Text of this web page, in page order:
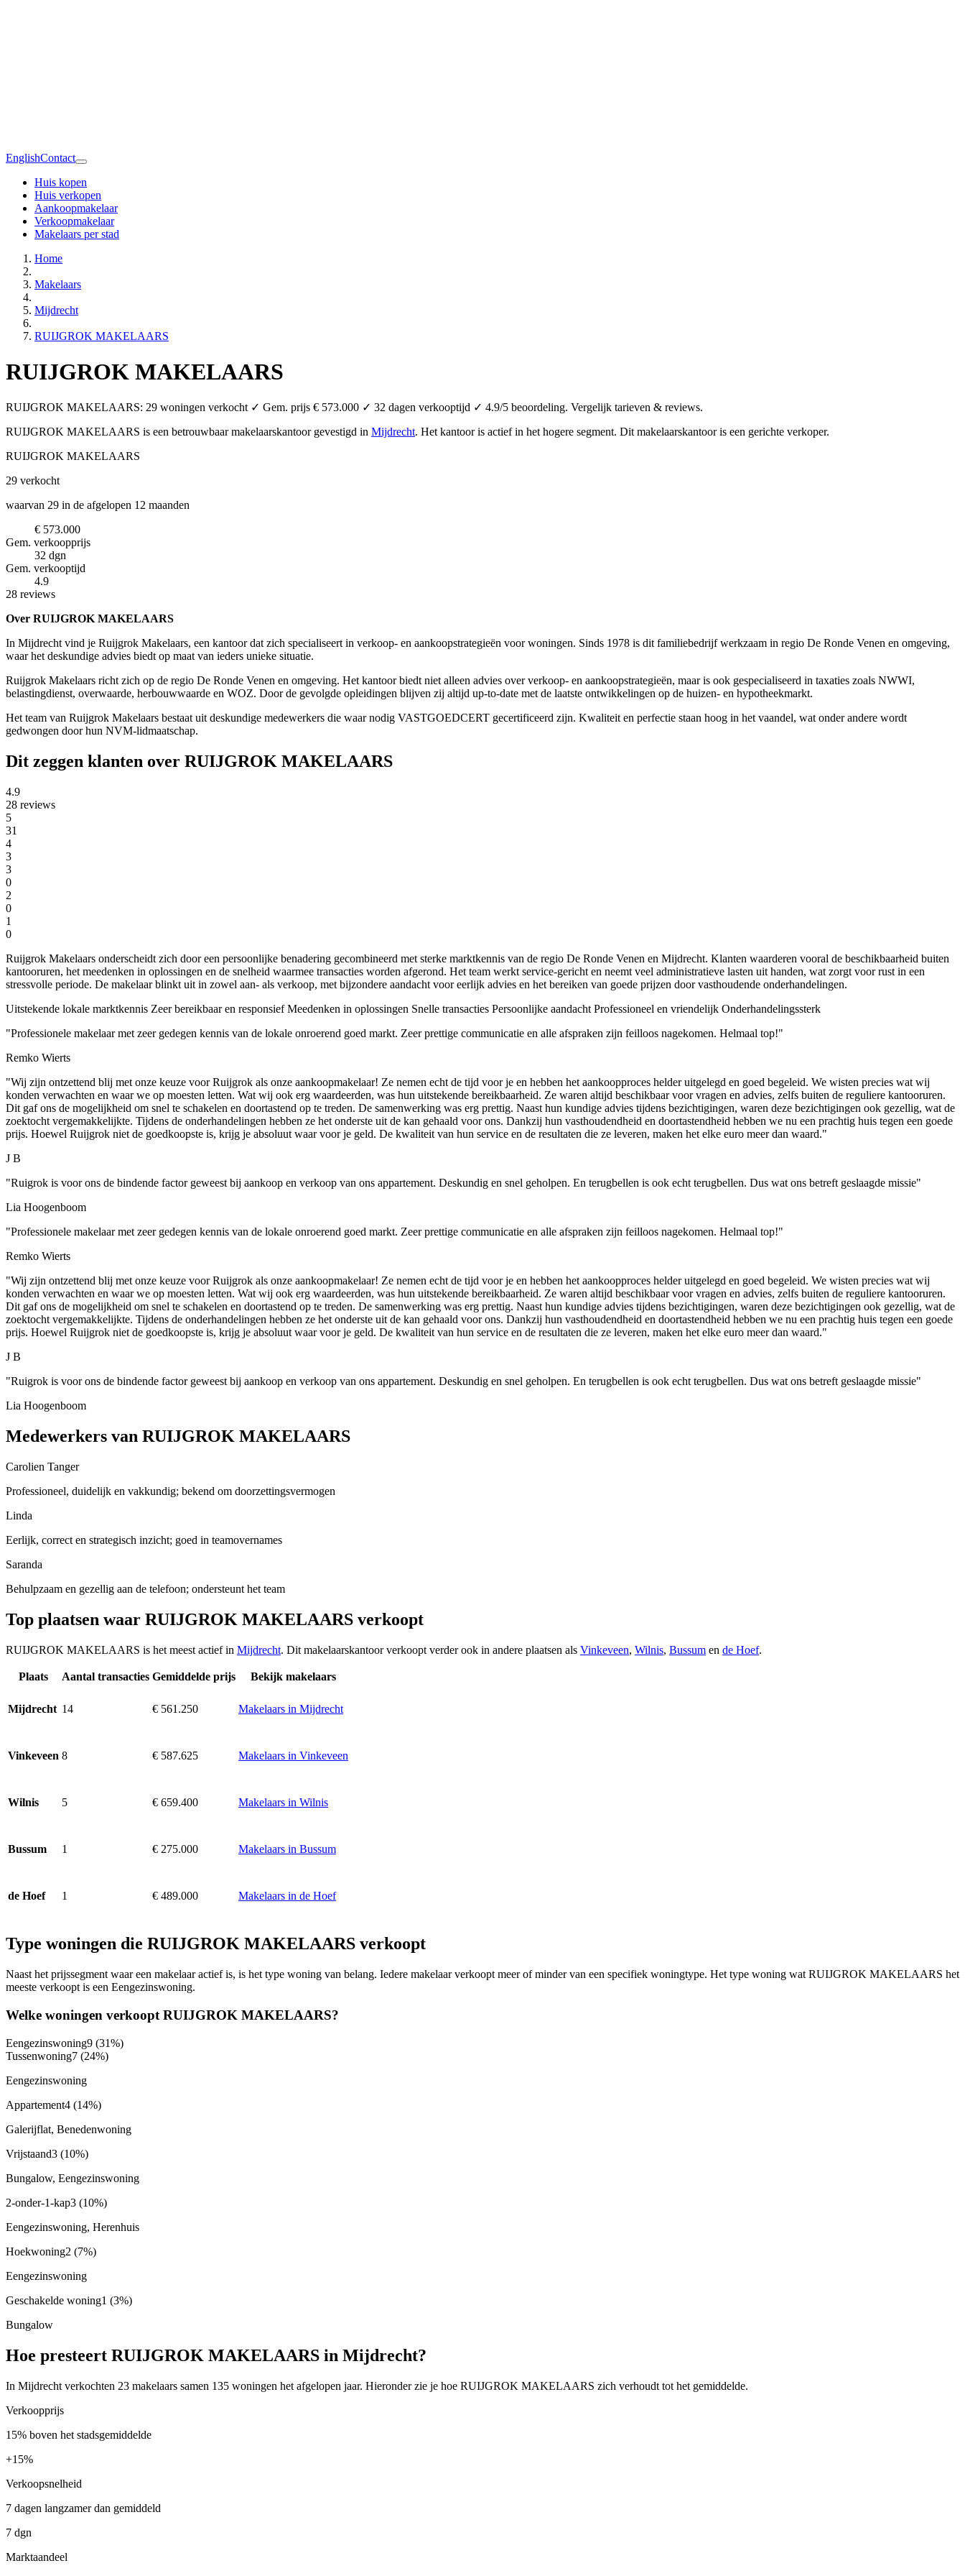
EnglishContact
Huis kopen
Huis verkopen
Aankoopmakelaar
Verkoopmakelaar
Makelaars per stad
Home
Makelaars
Mijdrecht
RUIJGROK MAKELAARS
RUIJGROK MAKELAARS
RUIJGROK MAKELAARS: 29 woningen verkocht ✓ Gem. prijs € 573.000 ✓ 32 dagen verkooptijd ✓ 4.9/5 beoordeling. Vergelijk tarieven & reviews.
RUIJGROK MAKELAARS is een betrouwbaar makelaarskantoor gevestigd in Mijdrecht. Het kantoor is actief in het hogere segment. Dit makelaarskantoor is een gerichte verkoper.
RUIJGROK MAKELAARS
29 verkocht
waarvan 29 in de afgelopen 12 maanden
€ 573.000
Gem. verkoopprijs
32 dgn
Gem. verkooptijd
4.9
28 reviews
Over RUIJGROK MAKELAARS
In Mijdrecht vind je Ruijgrok Makelaars, een kantoor dat zich specialiseert in verkoop- en aankoopstrategieën voor woningen. Sinds 1978 is dit familiebedrijf werkzaam in regio De Ronde Venen en omgeving,
waar het deskundige advies biedt op maat van ieders unieke situatie.
Ruijgrok Makelaars richt zich op de regio De Ronde Venen en omgeving. Het kantoor biedt niet alleen advies over verkoop- en aankoopstrategieën, maar is ook gespecialiseerd in taxaties zoals NWWI,
belastingdienst, overwaarde, herbouwwaarde en WOZ. Door de gevolgde opleidingen blijven zij altijd up-to-date met de laatste ontwikkelingen op de huizen- en hypotheekmarkt.
Het team van Ruijgrok Makelaars bestaat uit deskundige medewerkers die waar nodig VASTGOEDCERT gecertificeerd zijn. Kwaliteit en perfectie staan hoog in het vaandel, wat onder andere wordt
gedwongen door hun NVM-lidmaatschap.
Dit zeggen klanten over RUIJGROK MAKELAARS
4.9
28 reviews
5
31
4
3
3
0
2
0
1
0
Ruijgrok Makelaars onderscheidt zich door een persoonlijke benadering gecombineerd met sterke marktkennis van de regio De Ronde Venen en Mijdrecht. Klanten waarderen vooral de beschikbaarheid buiten
kantooruren, het meedenken in oplossingen en de snelheid waarmee transacties worden afgerond. Het team werkt service-gericht en neemt veel administratieve lasten uit handen, wat zorgt voor rust in een
stressvolle periode. De makelaar blinkt uit in zowel aan- als verkoop, met bijzondere aandacht voor eerlijk advies en het bereiken van goede prijzen door vasthoudende onderhandelingen.
Uitstekende lokale marktkennis Zeer bereikbaar en responsiefMeedenken in oplossingen Snelle transacties Persoonlijke aandacht Professioneel en vriendelijk Onderhandelingssterk
"Professionele makelaar met zeer gedegen kennis van de lokale onroerend goed markt. Zeer prettige communicatie en alle afspraken zijn feilloos nagekomen. Helmaal top!"
Remko Wierts
"Wij zijn ontzettend blij met onze keuze voor Ruijgrok als onze aankoopmakelaar! Ze nemen echt de tijd voor je en hebben het aankoopproces helder uitgelegd en goed begeleid. We wisten precies wat wij
konden verwachten en waar we op moesten letten. Wat wij ook erg waardeerden, was hun uitstekende bereikbaarheid. Ze waren altijd beschikbaar voor vragen en advies, zelfs buiten de reguliere kantooruren.
Dit gaf ons de mogelijkheid om snel te schakelen en doortastend op te treden. De samenwerking was erg prettig. Naast hun kundige advies tijdens bezichtigingen, waren deze bezichtigingen ook gezellig, wat de
zoektocht vergemakkelijkte. Tijdens de onderhandelingen hebben ze het onderste uit de kan gehaald voor ons. Dankzij hun vasthoudendheid en doortastendheid hebben we nu een prachtig huis tegen een goede
prijs. Hoewel Ruijgrok niet de goedkoopste is, krijg je absoluut waar voor je geld. De kwaliteit van hun service en de resultaten die ze leveren, maken het elke euro meer dan waard."
J B
"Ruigrok is voor ons de bindende factor geweest bij aankoop en verkoop van ons appartement. Deskundig en snel geholpen. En terugbellen is ook echt terugbellen. Dus wat ons betreft geslaagde missie"
Lia Hoogenboom
"Professionele makelaar met zeer gedegen kennis van de lokale onroerend goed markt. Zeer prettige communicatie en alle afspraken zijn feilloos nagekomen. Helmaal top!"
Remko Wierts
"Wij zijn ontzettend blij met onze keuze voor Ruijgrok als onze aankoopmakelaar! Ze nemen echt de tijd voor je en hebben het aankoopproces helder uitgelegd en goed begeleid. We wisten precies wat wij
konden verwachten en waar we op moesten letten. Wat wij ook erg waardeerden, was hun uitstekende bereikbaarheid. Ze waren altijd beschikbaar voor vragen en advies, zelfs buiten de reguliere kantooruren.
Dit gaf ons de mogelijkheid om snel te schakelen en doortastend op te treden. De samenwerking was erg prettig. Naast hun kundige advies tijdens bezichtigingen, waren deze bezichtigingen ook gezellig, wat de
zoektocht vergemakkelijkte. Tijdens de onderhandelingen hebben ze het onderste uit de kan gehaald voor ons. Dankzij hun vasthoudendheid en doortastendheid hebben we nu een prachtig huis tegen een goede
prijs. Hoewel Ruijgrok niet de goedkoopste is, krijg je absoluut waar voor je geld. De kwaliteit van hun service en de resultaten die ze leveren, maken het elke euro meer dan waard."
J B
"Ruigrok is voor ons de bindende factor geweest bij aankoop en verkoop van ons appartement. Deskundig en snel geholpen. En terugbellen is ook echt terugbellen. Dus wat ons betreft geslaagde missie"
Lia Hoogenboom
Medewerkers van RUIJGROK MAKELAARS
Carolien Tanger
Professioneel, duidelijk en vakkundig; bekend om doorzettingsvermogen
Linda
Eerlijk, correct en strategisch inzicht; goed in teamovernames
Saranda
Behulpzaam en gezellig aan de telefoon; ondersteunt het team
Top plaatsen waar RUIJGROK MAKELAARS verkoopt
RUIJGROK MAKELAARS is het meest actief in Mijdrecht. Dit makelaarskantoor verkoopt verder ook in andere plaatsen als Vinkeveen, Wilnis, Bussum en de Hoef.
Plaats Aantal transacties Gemiddelde prijs Bekijk makelaars
Mijdrecht 14 € 561.250 Makelaars in Mijdrecht
Vinkeveen 8 € 587.625 Makelaars in Vinkeveen
Wilnis 5 € 659.400 Makelaars in Wilnis
Bussum 1 € 275.000 Makelaars in Bussum
de Hoef 1 € 489.000 Makelaars in de Hoef
Type woningen die RUIJGROK MAKELAARS verkoopt
Naast het prijssegment waar een makelaar actief is, is het type woning van belang. Iedere makelaar verkoopt meer of minder van een specifiek woningtype. Het type woning wat RUIJGROK MAKELAARS het
meeste verkoopt is een Eengezinswoning.
Welke woningen verkoopt RUIJGROK MAKELAARS?
Eengezinswoning9 (31%)
Tussenwoning7 (24%)
Eengezinswoning
Appartement4 (14%)
Galerijflat, Benedenwoning
Vrijstaand3 (10%)
Bungalow, Eengezinswoning
2-onder-1-kap3 (10%)
Eengezinswoning, Herenhuis
Hoekwoning2 (7%)
Eengezinswoning
Geschakelde woning1 (3%)
Bungalow
Hoe presteert RUIJGROK MAKELAARS in Mijdrecht?
In Mijdrecht verkochten 23 makelaars samen 135 woningen het afgelopen jaar. Hieronder zie je hoe RUIJGROK MAKELAARS zich verhoudt tot het gemiddelde.
Verkoopprijs
15% boven het stadsgemiddelde
+15%
Verkoopsnelheid
7 dagen langzamer dan gemiddeld
7 dgn
Marktaandeel